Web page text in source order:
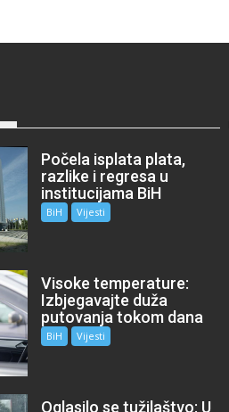
Počela isplata plata,
razlike i regresa u
institucijama BiH
BiH Vijesti
Visoke temperature:
Izbjegavajte duža
putovanja tokom dana
BiH Vijesti
Oglasilo se tužilaštvo: U